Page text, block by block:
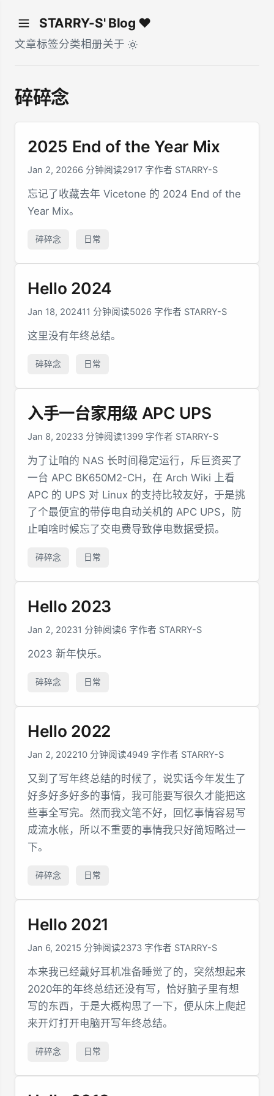
STARRY-S' Blog ♥
文章标签分类相册关于
碎碎念
2025 End of the Year Mix
Jan 2, 20266 分钟阅读2917 字作者 STARRY-S
忘记了收藏去年 Vicetone 的 2024 End of the
Year Mix。
碎碎念 日常
Hello 2024
Jan 18, 202411 分钟阅读5026 字作者 STARRY-S
这里没有年终总结。
碎碎念 日常
入手一台家用级 APC UPS
Jan 8, 20233 分钟阅读1399 字作者 STARRY-S
为了让咱的 NAS 长时间稳定运行，斥巨资买了
一台 APC BK650M2-CH，在 Arch Wiki 上看
APC 的 UPS 对 Linux 的支持比较友好，于是挑
了个最便宜的带停电自动关机的 APC UPS，防
止咱啥时候忘了交电费导致停电数据受损。
碎碎念 日常
Hello 2023
Jan 2, 20231 分钟阅读6 字作者 STARRY-S
2023 新年快乐。
碎碎念 日常
Hello 2022
Jan 2, 202210 分钟阅读4949 字作者 STARRY-S
又到了写年终总结的时候了，说实话今年发生了
好多好多好多的事情，我可能要写很久才能把这
些事全写完。然而我文笔不好，回忆事情容易写
成流水帐，所以不重要的事情我只好简短略过一
下。
碎碎念 日常
Hello 2021
Jan 6, 20215 分钟阅读2373 字作者 STARRY-S
本来我已经戴好耳机准备睡觉了的，突然想起来
2020年的年终总结还没有写，恰好脑子里有想
写的东西，于是大概构思了一下，便从床上爬起
来开灯打开电脑开写年终总结。
碎碎念 日常